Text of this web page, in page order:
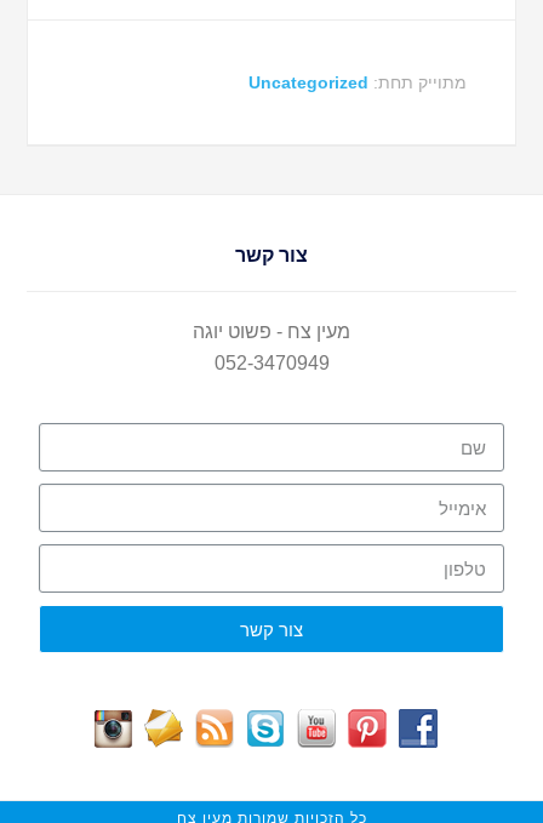
מתוייק תחת: Uncategorized
צור קשר
מעין צח - פשוט יוגה
052-3470949
צור קשר
כל הזכויות שמורות מעין צח